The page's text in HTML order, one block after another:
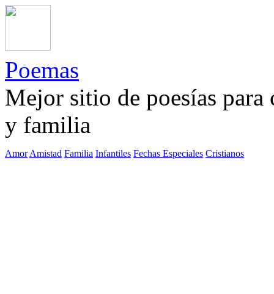
Poemas
Mejor sitio de poesías
y familia
Amor Amistad Familia Infantiles Fechas Especiales Cristianos